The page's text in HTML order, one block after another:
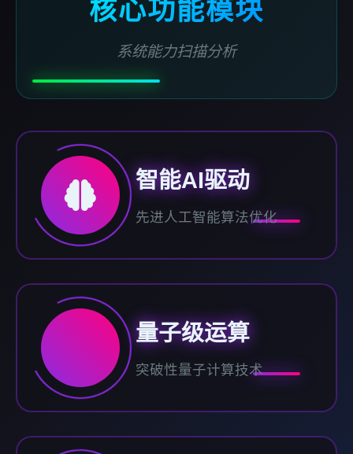
核心功能模块
系统能力扫描分析
智能AI驱动
先进人工智能算法优化
量子级运算
突破性量子计算技术